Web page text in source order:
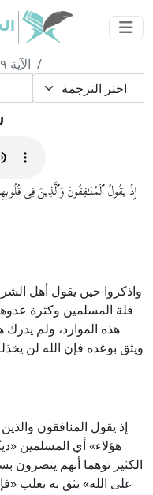
الآية ٤٩
إِذۡ یَقُولُ ٱلۡمُنَـٰفِقُونَ وَٱلَّذِینَ فِی
واذكروا حين يقول أهل
قلة المسلمين وكثرة
هذه الموارد، ولم يدرك
ويثق بوعده فإن الله لن
هؤلاء» أي المسلمين
الكثير توهما أنهم ينصرون
على الله» يثق به يغلب